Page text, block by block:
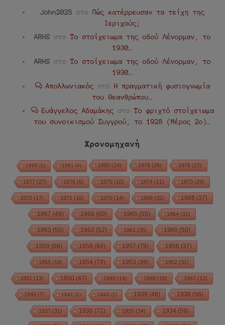
John2025 στο Πώς κατέρρευσαν τα τείχη της
Ιεριχούς;
ARHS στο Το στοίχειωμα της οδού Λένορμαν, το
1930…
ARHS στο Το στοίχειωμα της οδού Λένορμαν, το
1930…
Απολλωνιακός στο Η πραγματική φυσιογνωμία
του Θεανθρώπου…
Ευάγγελος Αδαμάκης στο Το φριχτό στοίχειωμα
του συνοικισμού Συγγρού, το 1928 (Μέρος 2ο)…
Χρονομηχανή
1995 (1) 1981 (4) 1980 (14) 1979 (26) 1978 (22)
1977 (27) 1976 (6) 1975 (10) 1974 (11) 1973 (29)
1972 (17) 1971 (16) 1970 (14) 1969 (32) 1968 (37)
1967 (49) 1966 (60) 1965 (55) 1964 (31)
1963 (55) 1962 (52) 1961 (35) 1960 (50)
1959 (66) 1958 (64) 1957 (79) 1956 (37)
1955 (18) 1954 (79) 1953 (39) 1952 (31)
1951 (13) 1950 (47) 1949 (14) 1948 (18) 1947 (12)
1946 (7) 1941 (1) 1940 (1) 1939 (46) 1938 (56)
1937 (31) 1936 (72) 1935 (34) 1934 (59)